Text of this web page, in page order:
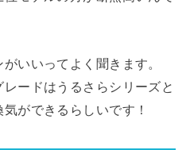
いいってよく聞きます。
ードはうるさらシリーズと
ができるらしいです！